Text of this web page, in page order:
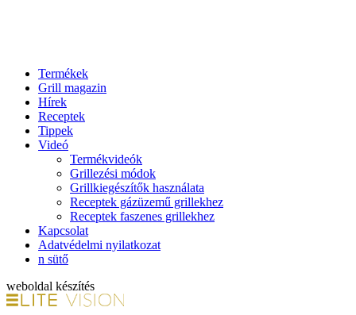
Termékek
Grill magazin
Hírek
Receptek
Tippek
Videó
Termékvideók
Grillezési módok
Grillkiegészítők használata
Receptek gázüzemű grillekhez
Receptek faszenes grillekhez
Kapcsolat
Adatvédelmi nyilatkozat
n sütő
weboldal készítés